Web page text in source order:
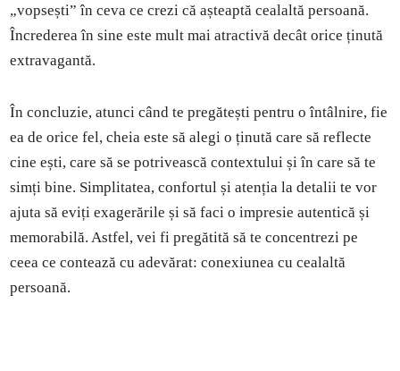
„vopsești” în ceva ce crezi că așteaptă cealaltă persoană.
Încrederea în sine este mult mai atractivă decât orice ținută
extravagantă.
În concluzie, atunci când te pregătești pentru o întâlnire, fie
ea de orice fel, cheia este să alegi o ținută care să reflecte
cine ești, care să se potrivească contextului și în care să te
simți bine. Simplitatea, confortul și atenția la detalii te vor
ajuta să eviți exagerările și să faci o impresie autentică și
memorabilă. Astfel, vei fi pregătită să te concentrezi pe
ceea ce contează cu adevărat: conexiunea cu cealaltă
persoană.